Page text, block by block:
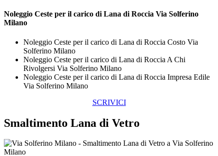
Noleggio Ceste per il carico di Lana di Roccia Via Solferino
Milano
Noleggio Ceste per il carico di Lana di Roccia Costo Via
Solferino Milano
Noleggio Ceste per il carico di Lana di Roccia A Chi
Rivolgersi Via Solferino Milano
Noleggio Ceste per il carico di Lana di Roccia Impresa Edile
Via Solferino Milano
SCRIVICI
Smaltimento Lana di Vetro